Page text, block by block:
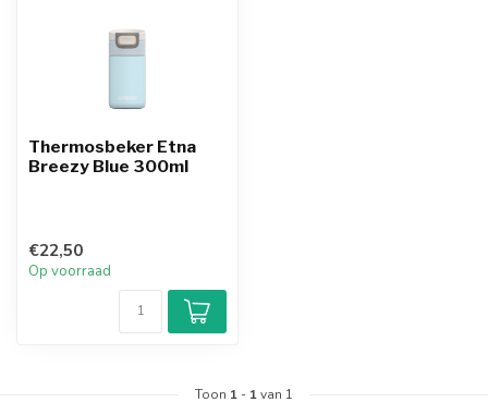
Thermosbeker Etna
Breezy Blue 300ml
€22,50
Op voorraad
Toon 1 - 1van 1